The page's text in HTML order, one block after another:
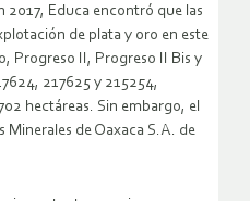
2017, Educa encontró que las
de plata y oro en este
Progreso II, Progreso II Bis y
217625 y 215254,
hectáreas. Sin embargo, el
Minerales de Oaxaca S.A. de